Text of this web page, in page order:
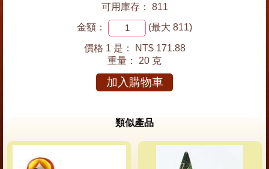
可用庫存： 811
金額： (最大 811)
價格 1 是：
NT$ 171.88
重量： 20 克
加入購物車
類似產品